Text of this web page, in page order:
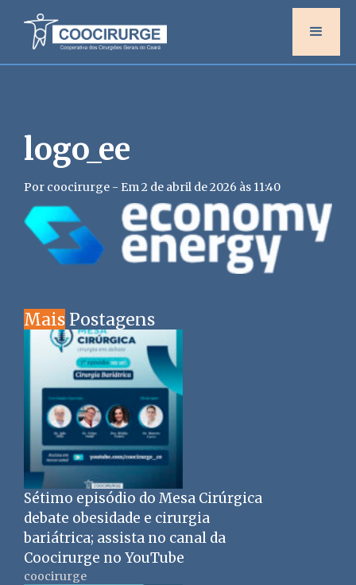
logo_ee
Por coocirurge - Em 2 de abril de 2026 às 11:40
Mais Postagens
Sétimo episódio do Mesa Cirúrgica
debate obesidade e cirurgia
bariátrica; assista no canal da
Coocirurge no YouTube
coocirurge